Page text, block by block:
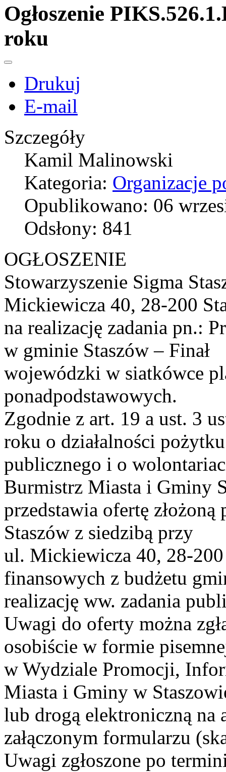
Ogłoszenie
roku
Drukuj
E-mail
Szczegóły
Kamil Malinowski
Kategoria: Organizacje
Opublikowano: 06
Odsłony: 841
OGŁOSZENIE
Stowarzyszenie Sigma
Mickiewicza 40, 28-200
na realizację zadania pn.:
w gminie Staszów – Finał
wojewódzki w siatkówce
ponadpodstawowych.
Zgodnie z art. 19 a ust. 3
roku o działalności pożytku
publicznego i o
Burmistrz Miasta i Gminy
przedstawia ofertę
Staszów z siedzibą przy
ul. Mickiewicza 40, 28-
finansowych z budżetu
realizację ww. zadania
Uwagi do oferty można
osobiście w formie
w Wydziale Promocji,
Miasta i Gminy w
lub drogą elektroniczną na
załączonym formularzu
Uwagi zgłoszone po